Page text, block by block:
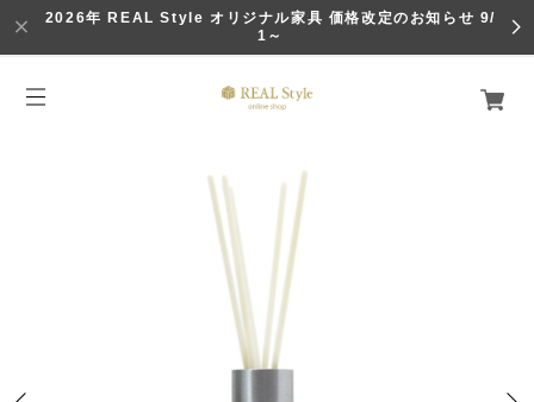
2026年 REAL Style オリジナル家具 価格改定のお知らせ 9/
1～